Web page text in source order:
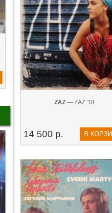
ZAZ‎— ZAZ‎ '10
14 500 р. В